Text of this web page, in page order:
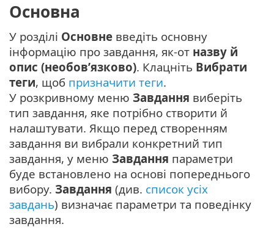
Основна
У розділі Основне введіть основну
інформацію про завдання, як-от назву й
опис (необов’язково). Клацніть Вибрати
теги, щоб призначити теги.
У розкривному меню Завдання виберіть
тип завдання, яке потрібно створити й
налаштувати. Якщо перед створенням
завдання ви вибрали конкретний тип
завдання, у меню Завдання параметри
буде встановлено на основі попереднього
вибору. Завдання (див. список усіх
завдань) визначає параметри та поведінку
завдання.